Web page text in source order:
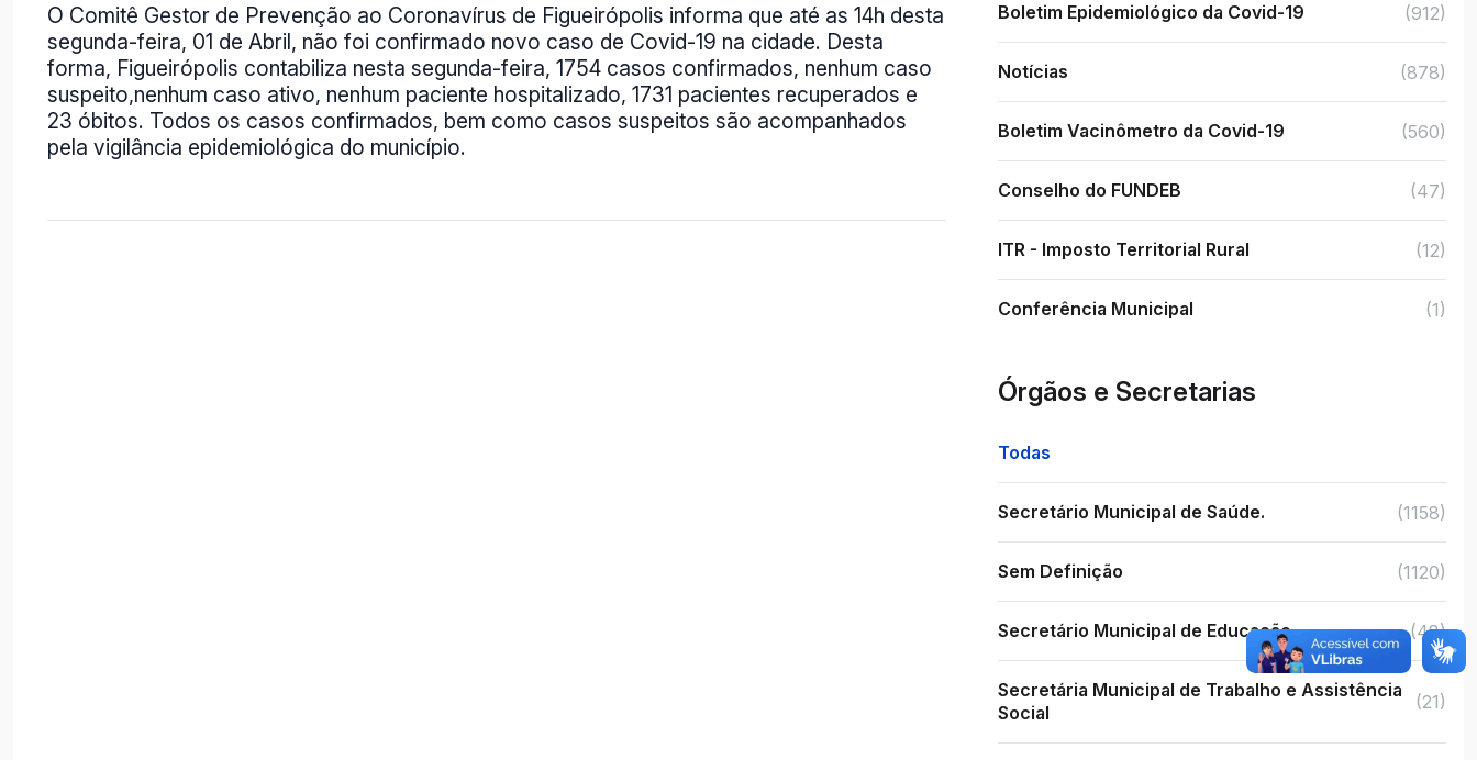
O Comitê Gestor de Prevenção ao Coronavírus de Figueirópolis informa que até as 14h desta
segunda-feira, 01 de Abril, não foi confirmado novo caso de Covid-19 na cidade. Desta
forma, Figueirópolis contabiliza nesta segunda-feira, 1754 casos confirmados, nenhum caso
suspeito,nenhum caso ativo, nenhum paciente hospitalizado, 1731 pacientes recuperados e
23 óbitos. Todos os casos confirmados, bem como casos suspeitos são acompanhados
pela vigilância epidemiológica do município.
Boletim Epidemiológico da Covid-19 (912)
Notícias (878)
Boletim Vacinômetro da Covid-19 (560)
Conselho do FUNDEB (47)
ITR - Imposto Territorial Rural (12)
Conferência Municipal (1)
Órgãos e Secretarias
Todas
Secretário Municipal de Saúde. (1158)
Sem Definição (1120)
Secretário Municipal de Educação (48)
Secretária Municipal de Trabalho e Assistência
Social
(21)